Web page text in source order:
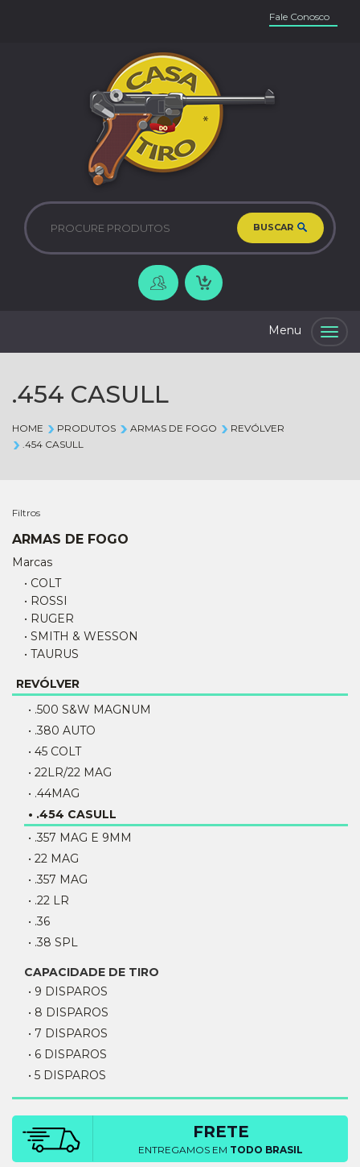
Fale Conosco
BUSCAR
.454 CASULL
HOME PRODUTOS ARMAS DE FOGO
REVÓLVER
.454 CASULL
Filtros
ARMAS DE FOGO
Marcas
• COLT
• ROSSI
• RUGER
• SMITH & WESSON
• TAURUS
REVÓLVER
• .500 S&W MAGNUM
• .380 AUTO
• 45 COLT
• 22LR/22 MAG
• .44MAG
• .454 CASULL
• .357 MAG E 9MM
• 22 MAG
• .357 MAG
• .22 LR
• .36
• .38 SPL
CAPACIDADE DE TIRO
• 9 DISPAROS
• 8 DISPAROS
• 7 DISPAROS
• 6 DISPAROS
• 5 DISPAROS
FRETE
ENTREGAMOS EM TODO BRASIL